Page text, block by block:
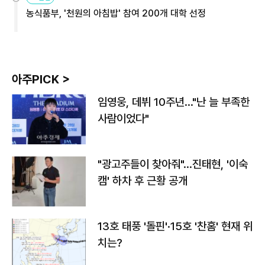
농식품부, '천원의 아침밥' 참여 200개 대학 선정
아주PICK >
임영웅, 데뷔 10주년…"난 늘 부족한
사람이었다"
"광고주들이 찾아줘"…진태현, '이숙
캠' 하차 후 근황 공개
13호 태풍 '돌핀'·15호 '찬홈' 현재 위
치는?